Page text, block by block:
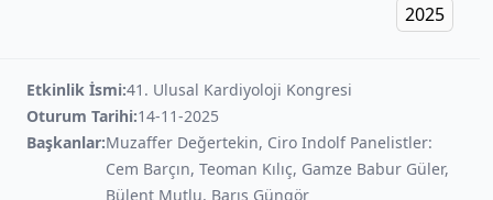
2025
Etkinlik İsmi:41. Ulusal Kardiyoloji Kongresi
Oturum Tarihi:14-11-2025
Başkanlar:Muzaffer Değertekin, Ciro Indolf Panelistler:
Cem Barçın, Teoman Kılıç, Gamze Babur Güler,
Bülent Mutlu, Barış Güngör